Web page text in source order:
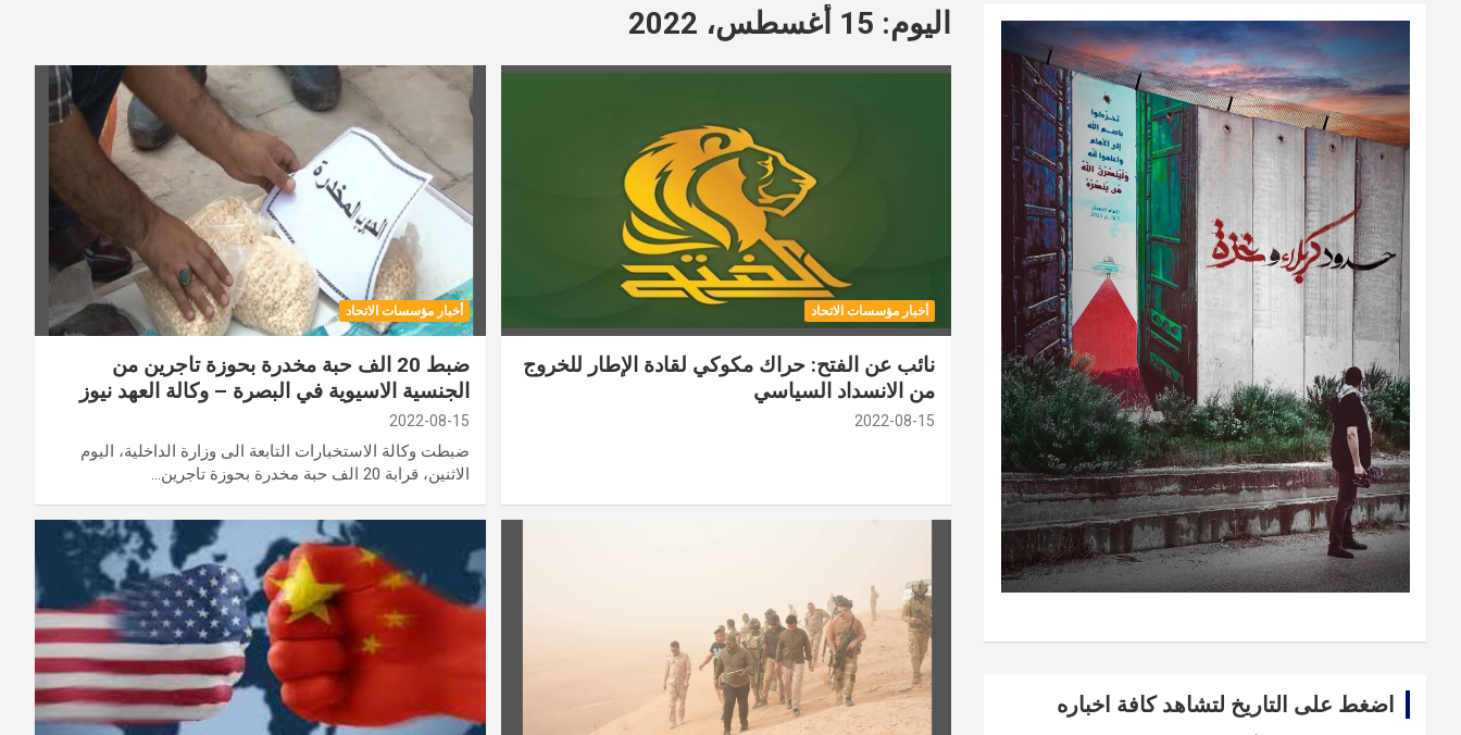
اليوم: 15 أغسطس، 2022
أخبار مؤسسات الاتحاد
نائب عن الفتح: حراك مكوكي لقادة الإطار للخروج
من الانسداد السياسي
2022-08-15
أخبار مؤسسات الاتحاد
ضبط 20 الف حبة مخدرة بحوزة تاجرين من
الجنسية الاسيوية في البصرة – وكالة العهد نيوز
2022-08-15
ضبطت وكالة الاستخبارات التابعة الى وزارة الداخلية، اليوم
الاثنين، قرابة 20 الف حبة مخدرة بحوزة تاجرين…
اضغط على التاريخ لتشاهد كافة اخباره